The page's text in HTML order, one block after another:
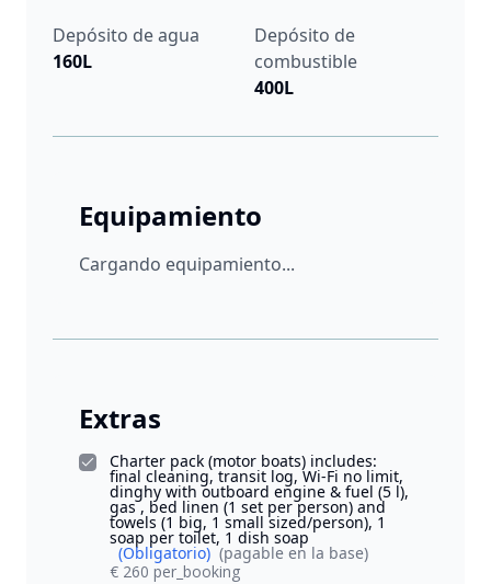
Depósito de agua
160L
Depósito de
combustible
400L
Equipamiento
Cargando equipamiento...
Extras
Charter pack (motor boats) includes:
final cleaning, transit log, Wi-Fi no limit,
dinghy with outboard engine & fuel (5 l),
gas , bed linen (1 set per person) and
towels (1 big, 1 small sized/person), 1
soap per toilet, 1 dish soap
(Obligatorio) (pagable en la base)
€ 260 per_booking